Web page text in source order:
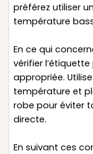
préférez utiliser
température
En ce qui
vérifier
appropriée.
température et
robe pour éviter
directe.
En suivant ces